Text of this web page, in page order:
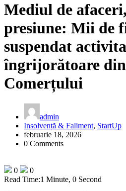
Mediul de
presiune: Mii de
suspendat
îngrijorătoare
Comerțului
admin
Insolvență & Faliment, StartUp
februarie 18, 2026
0 Comments
0
0
Read Time:1 Minute, 0 Second